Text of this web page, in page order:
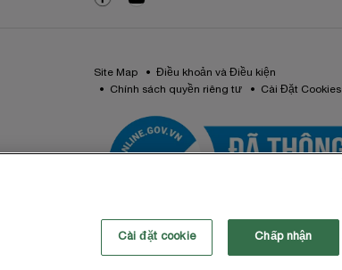
Site Map
Điều khoản và Điều kiện
Chính sách quyền riêng tư
Cài Đặt Cookies
Cài đặt cookie Chấp nhận